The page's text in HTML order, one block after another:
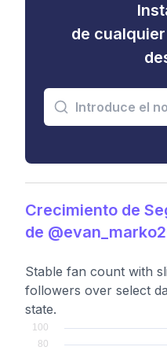
de
Crecimiento de
de
Stable fan count with
followers over select
state.